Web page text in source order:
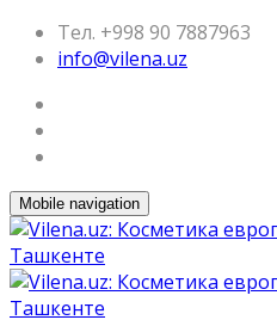
Тел. +998 90 7887963
info@vilena.uz
Mobile navigation